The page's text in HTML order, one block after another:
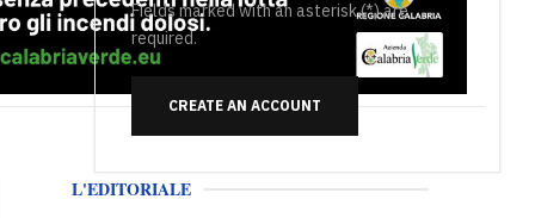
Fields marked with an asterisk (*) are
required.
CREATE AN ACCOUNT
L'EDITORIALE